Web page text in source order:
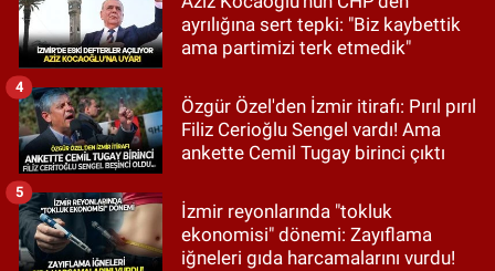
ayrılığına sert tepki: "Biz kaybettik
ama partimizi terk etmedik"
Özgür Özel'den İzmir itirafı: Pırıl pırıl
Filiz Cerioğlu Sengel vardı! Ama
ankette Cemil Tugay birinci çıktı
4
İzmir reyonlarında "tokluk
ekonomisi" dönemi: Zayıflama
iğneleri gıda harcamalarını vurdu!
5